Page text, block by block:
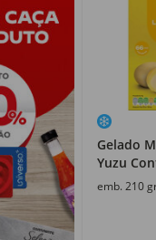
Gelado
Yuzu
emb. 210